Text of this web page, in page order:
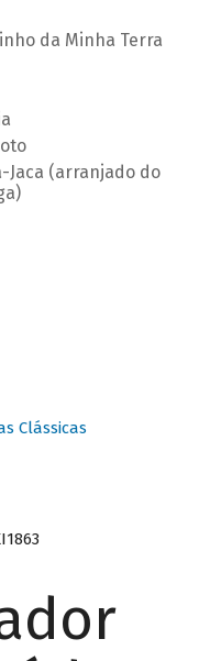
da Minha Terra
Jaca (arranjado do
Clássicas